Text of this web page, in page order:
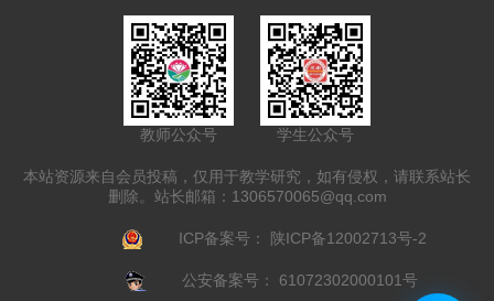
教师公众号 学生公众号
本站资源来自会员投稿，仅用于教学研究，如有侵权，请联系站长
删除。站长邮箱： 1306570065@qq.com
ICP备案号： 陕ICP备12002713号-2
公安备案号： 61072302000101号